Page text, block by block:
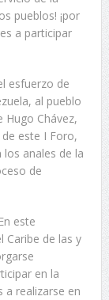
pueblos! ¡por
a participar
esfuerzo de
al pueblo
Hugo Chávez,
este I Foro,
anales de la
de
este
Caribe de las y
en la
a realizarse en